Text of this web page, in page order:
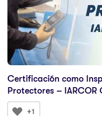
Certificación como
Protectores – IARCOR
+1